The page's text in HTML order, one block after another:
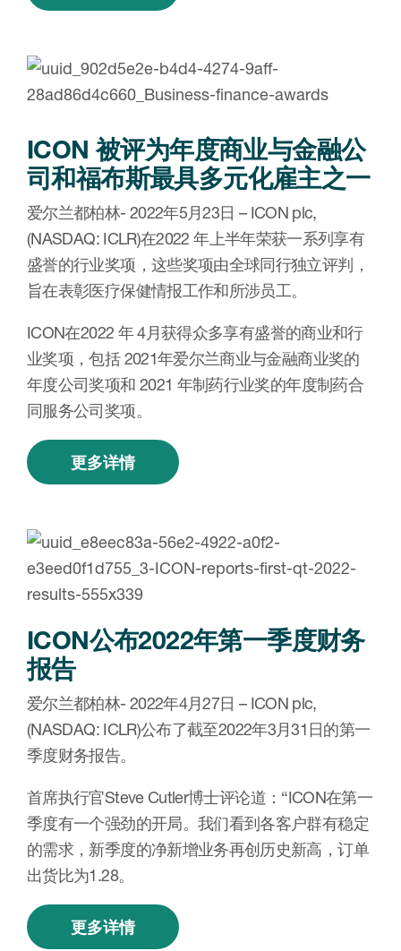
ICON 被评为年度商业与金融公
司和福布斯最具多元化雇主之一
爱尔兰都柏林- 2022年5月23日 – ICON plc,
(NASDAQ: ICLR)在2022 年上半年荣获一系列享有
盛誉的行业奖项，这些奖项由全球同行独立评判，
旨在表彰医疗保健情报工作和所涉员工。
ICON在2022 年 4月获得众多享有盛誉的商业和行
业奖项，包括 2021年爱尔兰商业与金融商业奖的
年度公司奖项和 2021 年制药行业奖的年度制药合
同服务公司奖项。
更多详情
ICON公布2022年第一季度财务
报告
爱尔兰都柏林- 2022年4月27日 – ICON plc,
(NASDAQ: ICLR)公布了截至2022年3月31日的第一
季度财务报告。
首席执行官Steve Cutler博士评论道：“ICON在第一
季度有一个强劲的开局。我们看到各客户群有稳定
的需求，新季度的净新增业务再创历史新高，订单
出货比为1.28。
更多详情